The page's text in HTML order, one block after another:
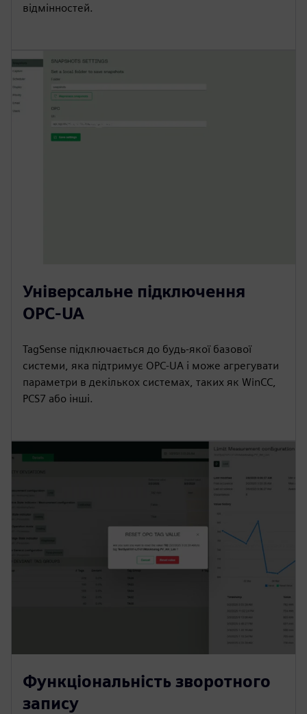
відмінностей.
Універсальне підключення
OPC-UA
TagSense підключається до будь-якої базової
системи, яка підтримує OPC-UA і може агрегувати
параметри в декількох системах, таких як WinCC,
PCS7 або інші.
Функціональність зворотного
запису